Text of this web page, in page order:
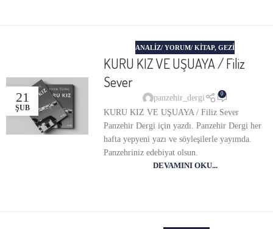
21
ŞUB
ANALIZ/ YORUM/ KITAP,GEZI
KURU KIZ VE UŞUAYA / Filiz
Sever
panzehir_dergi 0
KURU KIZ VE UŞUAYA / Filiz Sever
Panzehir Dergi için yazdı. Panzehir Dergi her
hafta yepyeni yazı ve söyleşilerle yayımda.
Panzehriniz edebiyat olsun.
DEVAMINI OKU...